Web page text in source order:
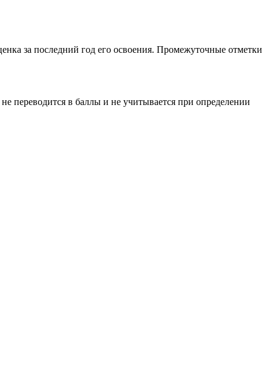
за последний год его освоения. Промежуточные отметки
переводится в баллы и не учитывается при определении